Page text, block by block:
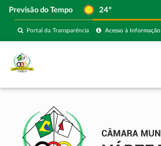
Previsão do Tempo 24º
Acesso à Informação
Portal da Transparência